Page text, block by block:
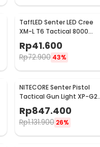
IPX8 1000 Lumens - MT21C
TaffLED Senter LED Cree
XM-L T6 Tactical 8000
Lumens - F18
Rp41.600
Rp72.900 43%
NITECORE Senter Pistol
Tactical Gun Light XP-G2
S3 Red Laser 300Lumens -
NPL10
Rp847.400
Rp1.131.900 26%